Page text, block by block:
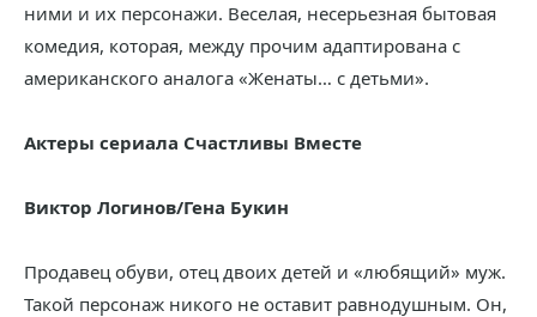
ними и их персонажи. Веселая, несерьезная бытовая
комедия, которая, между прочим адаптирована с
американского аналога «Женаты… с детьми».
Актеры сериала Счастливы Вместе
Виктор Логинов/Гена Букин
Продавец обуви, отец двоих детей и «любящий» муж.
Такой персонаж никого не оставит равнодушным. Он,